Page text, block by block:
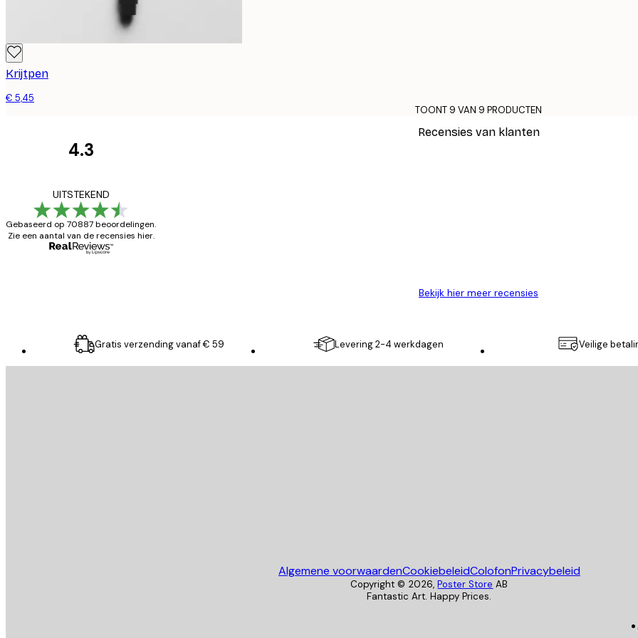
Krijtpen
€ 5,45
TOONT 9 VAN 9 PRODUCTEN
Recensies van klanten
4.3
UITSTEKEND
Gebaseerd op 70887 beoordelingen.
Zie een aantal van de recensies hier.
Bekijk hier meer recensies
Gratis verzending vanaf € 59 Levering 2-4 werkdagen Veilige
Algemene voorwaardenCookiebeleidColofonPrivacybeleid
Copyright © 2026, Poster Store AB
Fantastic Art. Happy Prices.